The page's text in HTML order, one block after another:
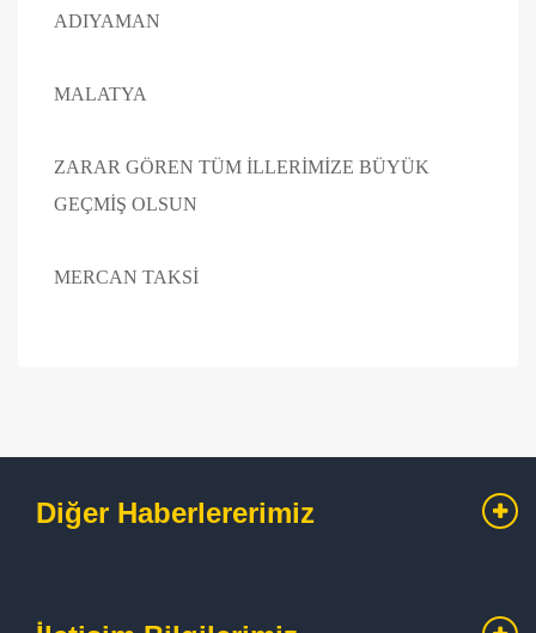
ADIYAMAN
MALATYA
ZARAR GÖREN TÜM İLLERİMİZE BÜYÜK
GEÇMİŞ OLSUN
MERCAN TAKSİ
Diğer Haberlererimiz